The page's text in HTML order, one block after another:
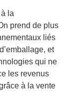
la
prend de plus
liés
et
qui ne
les revenus
à la vente